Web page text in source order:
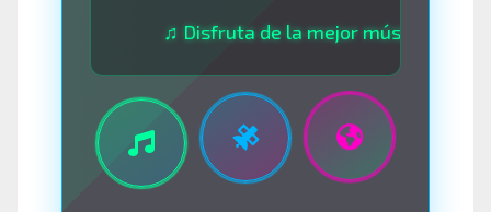
♫ Disfruta de la mejor música las 24 horas